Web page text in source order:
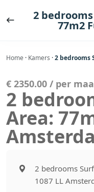
naar
2
77m2
Home · Kamers ·2 bedrooms
€ 2350.00 / per
2
Area:
2 bedrooms
1087 LL